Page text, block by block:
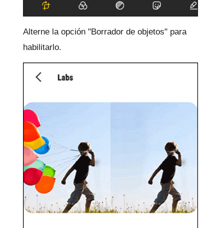
Alterne la opción "Borrador de objetos" para
habilitarlo.